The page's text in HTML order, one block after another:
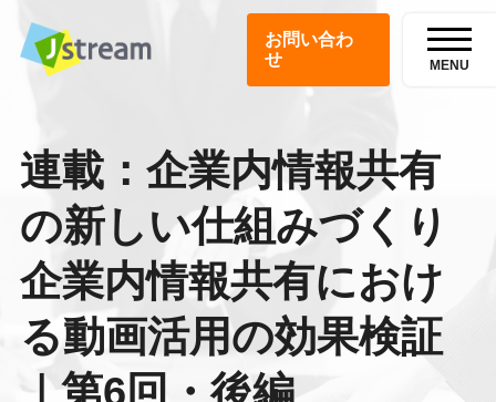
お問い合わ
せ
MENU
連載：企業内情報共有
の新しい仕組みづくり
企業内情報共有におけ
る動画活用の効果検証
｜第6回・後編